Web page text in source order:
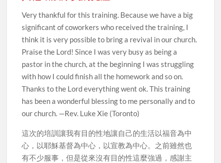
Very thankful for this training. Because we have a big
significant of coworkers who received the training, I
think it is very possible to bring a revival in our church.
Praise the Lord! Since I was very busy as being a
pastor in the church, at the beginning I was struggling
with how I could finish all the homework and so on.
Thanks to the Lord everything went ok. This training
has been a wonderful blessing to me personally and to
our church. —Rev. Luke Xie (Toronto)
這次的培訓讓我有目的性地讓自己的生活以福音為中
心，以耶穌基督為中心，以宣教為中心。之前雖然也
有不少服事，但是從來沒有目的性這麼強過，感謝主